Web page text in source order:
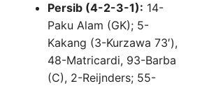
Persib (4-2-3-1): 14-
Paku Alam (GK); 5-
Kakang (3-Kurzawa 73′),
48-Matricardi, 93-Barba
(C), 2-Reijnders; 55-